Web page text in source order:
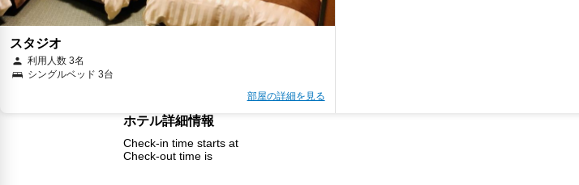
スタジオ
利用人数 3名
シングルベッド 3台
部屋の詳細を見る
ホテル詳細情報
Check-in time starts at
Check-out time is